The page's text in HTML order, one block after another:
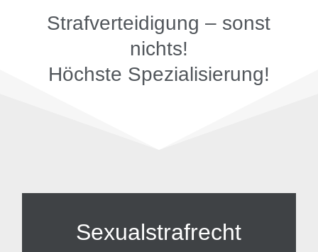
Strafverteidigung – sonst
nichts!
Höchste Spezialisierung!
Sexualstrafrecht